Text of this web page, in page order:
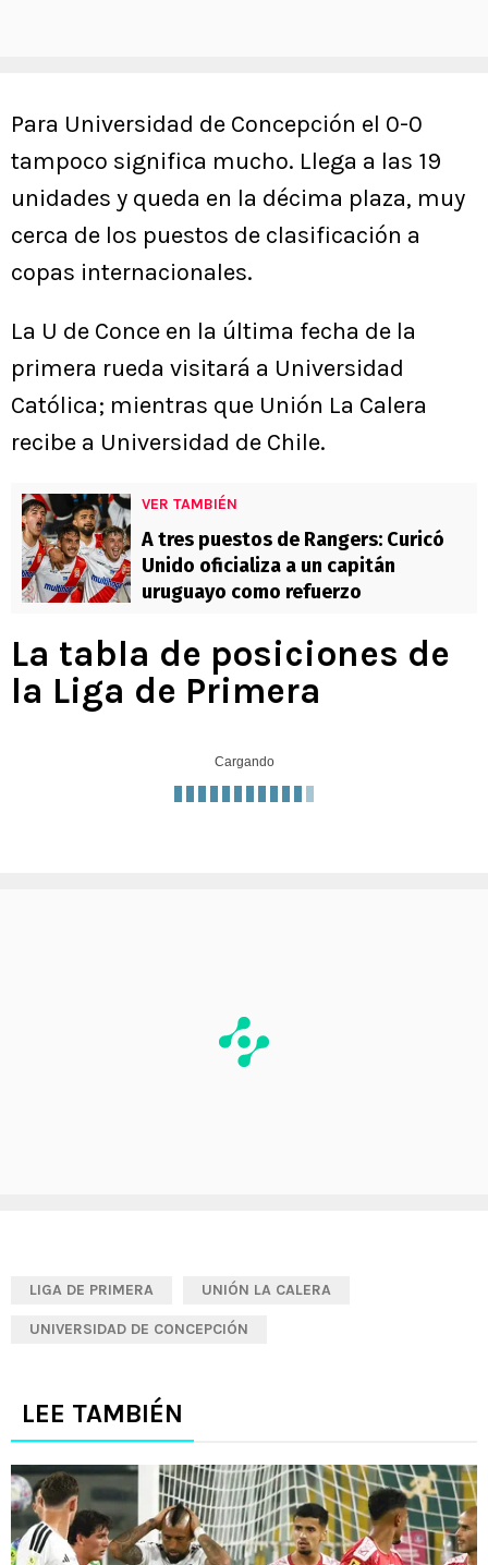
Para Universidad de Concepción el 0-0
tampoco significa mucho. Llega a las 19
unidades y queda en la décima plaza, muy
cerca de los puestos de clasificación a
copas internacionales.
La U de Conce en la última fecha de la
primera rueda visitará a Universidad
Católica; mientras que Unión La Calera
recibe a Universidad de Chile.
VER TAMBIÉN
A tres puestos de Rangers: Curicó
Unido oficializa a un capitán
uruguayo como refuerzo
La tabla de posiciones de
la Liga de Primera
Cargando
LIGA DE PRIMERA UNIÓN LA CALERA
UNIVERSIDAD DE CONCEPCIÓN
LEE TAMBIÉN